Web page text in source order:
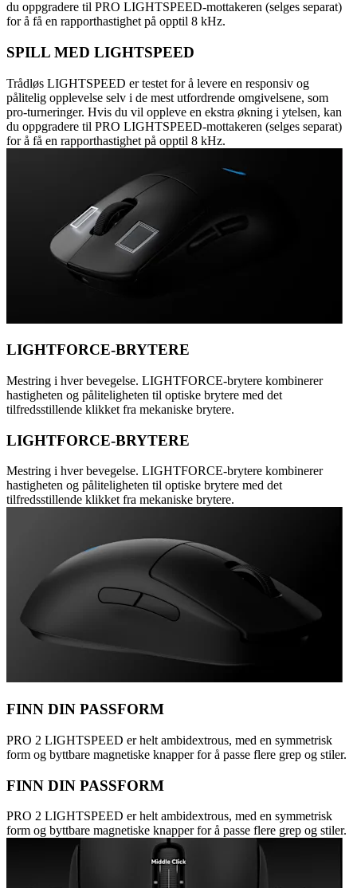
du oppgradere til PRO LIGHTSPEED-mottakeren (selges separat)
for å få en rapporthastighet på opptil 8 kHz.
SPILL MED LIGHTSPEED
Trådløs LIGHTSPEED er testet for å levere en responsiv og
pålitelig opplevelse selv i de mest utfordrende omgivelsene, som
pro-turneringer. Hvis du vil oppleve en ekstra økning i ytelsen, kan
du oppgradere til PRO LIGHTSPEED-mottakeren (selges separat)
for å få en rapporthastighet på opptil 8 kHz.
LIGHTFORCE-BRYTERE
Mestring i hver bevegelse. LIGHTFORCE-brytere kombinerer
hastigheten og påliteligheten til optiske brytere med det
tilfredsstillende klikket fra mekaniske brytere.
LIGHTFORCE-BRYTERE
Mestring i hver bevegelse. LIGHTFORCE-brytere kombinerer
hastigheten og påliteligheten til optiske brytere med det
tilfredsstillende klikket fra mekaniske brytere.
FINN DIN PASSFORM
PRO 2 LIGHTSPEED er helt ambidextrous, med en symmetrisk
form og byttbare magnetiske knapper for å passe flere grep og stiler.
FINN DIN PASSFORM
PRO 2 LIGHTSPEED er helt ambidextrous, med en symmetrisk
form og byttbare magnetiske knapper for å passe flere grep og stiler.